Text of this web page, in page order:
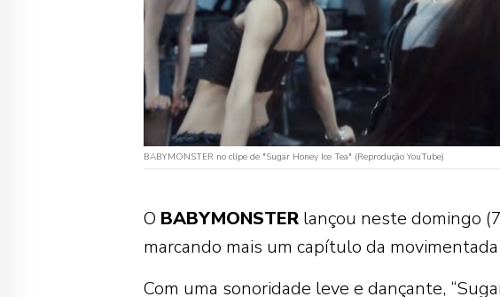
BABYMONSTER no clipe de "Sugar Honey Ice Tea" (Reprodução YouTube)
O BABYMONSTER lançou neste domingo
marcando mais um capítulo da
Com uma sonoridade leve e dançante,